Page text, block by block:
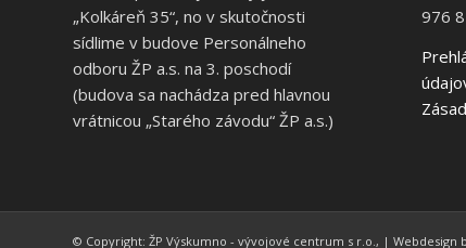
„Kolkáreň 35“, no v skutočnosti
sídlime v budove Personálneho
odboru ŽP a.s. na 3. poschodí
(budova sa nachádza pred hlavnou
vrátnicou „Starého závodu“ ŽP a.s.)
976
© Copyright: ŽP Výskumno - vývojové centrum s r.o., | Webdesign